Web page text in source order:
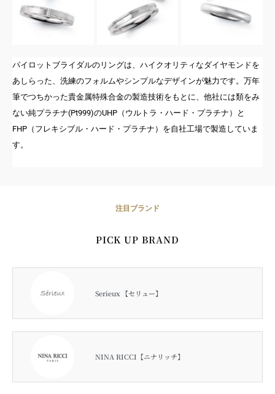
パイロットブライダルのリングは、ハイクオリティなダイヤモンドを
あしらった、洗練のフォルムやシンプルなデザインが魅力です。万年
筆でつちかった貴金属特殊合金の製造技術をもとに、他社には類をみ
ない純プラチナ(Pt999)のUHP（ウルトラ・ハード・プラチナ）と
FHP（フレキシブル・ハード・プラチナ）を自社工場で製造していま
す。
注目ブランド
PICK UP BRAND
Serieux 【セリュー】
NINA RICCI【ニナリッチ】